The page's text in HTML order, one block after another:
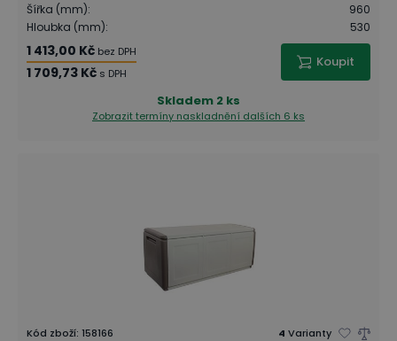
Šířka (mm):
960
Hloubka (mm): 530
1 413,00 Kč bez DPH
1 709,73 Kč s DPH
Koupit
Skladem 2 ks
Zobrazit termíny naskladnění dalších 6 ks
Kód zboží: 158166 4 Varianty